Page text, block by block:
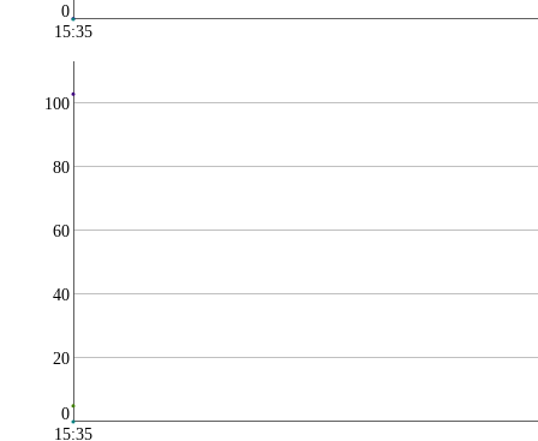
0
15:35
0
20
40
60
80
100
15:35